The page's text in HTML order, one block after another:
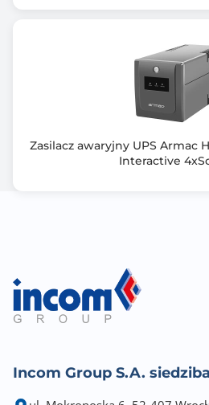
akumulatorów w zestawie).
które zostały wykonane w
technologii ON-LINE. Zasilacze z
zaprojektowane do współpracy
z zewnętrznymi modułami
akumulatorami dużej
dlatego w jednostce została
mocniejsza ładowarka
znajdzie zastosowanie wszędzie
tam, gdzie nie mamy
zewnętrznego oprogramowania
zabezpieczeń/monitoringu.
Zasilacz awaryjny UPS Armac
Interactive
Incom Group S.A.